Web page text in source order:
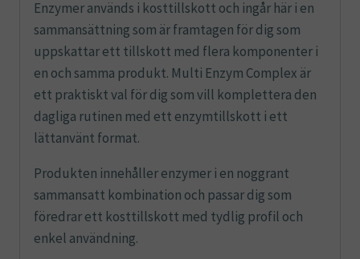
Enzymer används i kosttillskott och ingår här i en
sammansättning som är framtagen för dig som
uppskattar ett tillskott med flera komponenter i
en och samma produkt. Multi Enzym Complex är
ett praktiskt val för dig som vill komplettera den
dagliga rutinen med ett enzymtillskott i ett
lättanvänt format.
Produkten innehåller enzymer i en noggrant
sammansatt kombination och passar dig som
föredrar ett kosttillskott med tydlig profil och
enkel användning.